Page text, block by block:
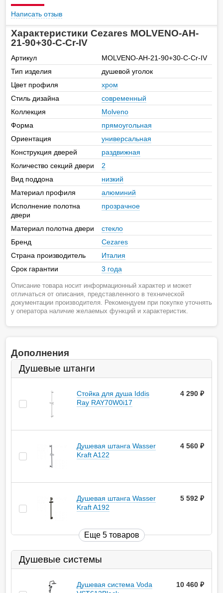
Написать отзыв
Характеристики Cezares MOLVENO-AH-
21-90+30-C-Cr-IV
Артикул
MOLVENO-AH-21-90+30-C-Cr-IV
Тип изделия
душевой уголок
Цвет профиля
хром
Стиль дизайна
современный
Коллекция
Molveno
Форма
прямоугольная
Ориентация
универсальная
Конструкция дверей
раздвижная
Количество секций двери
2
Вид поддона
низкий
Материал профиля
алюминий
Исполнение полотна
двери
прозрачное
Материал полотна двери
стекло
Бренд
Cezares
Страна производитель
Италия
Срок гарантии
3 года
Описание товара носит информационный характер и может
отличаться от описания, представленного в технической
документации производителя. Рекомендуем при покупке уточнять
у оператора наличие желаемых функций и характеристик.
Дополнения
Душевые штанги
Стойка для душа Iddis
Ray RAY70W0i17
4 290
Душевая штанга Wasser
Kraft A122
4 560
Душевая штанга Wasser
Kraft A192
5 592
Еще 5 товаров
Душевые системы
Душевая система Voda
10 460